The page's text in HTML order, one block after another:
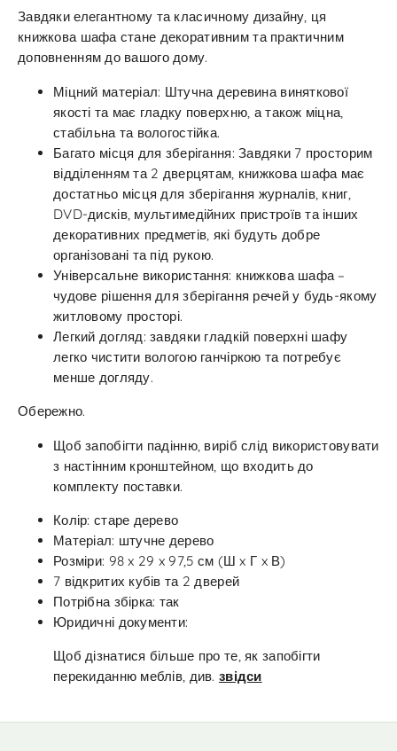
Завдяки елегантному та класичному дизайну, ця
книжкова шафа стане декоративним та практичним
доповненням до вашого дому.
Міцний матеріал: Штучна деревина виняткової
якості та має гладку поверхню, а також міцна,
стабільна та вологостійка.
Багато місця для зберігання: Завдяки 7 просторим
відділенням та 2 дверцятам, книжкова шафа має
достатньо місця для зберігання журналів, книг,
DVD-дисків, мультимедійних пристроїв та інших
декоративних предметів, які будуть добре
організовані та під рукою.
Універсальне використання: книжкова шафа –
чудове рішення для зберігання речей у будь-якому
житловому просторі.
Легкий догляд: завдяки гладкій поверхні шафу
легко чистити вологою ганчіркою та потребує
менше догляду.
Обережно.
Щоб запобігти падінню, виріб слід використовувати
з настінним кронштейном, що входить до
комплекту поставки.
Колір: старе дерево
Матеріал: штучне дерево
Розміри: 98 x 29 x 97,5 см (Ш x Г x В)
7 відкритих кубів та 2 дверей
Потрібна збірка: так
Юридичні документи:
Щоб дізнатися більше про те, як запобігти
перекиданню меблів, див. звідси